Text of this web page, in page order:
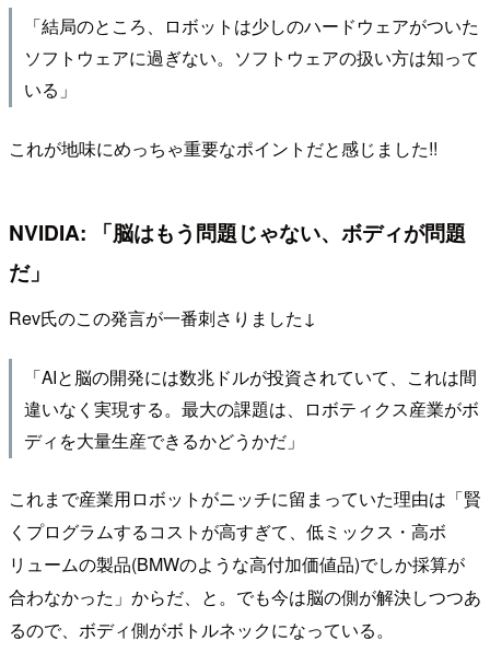
「結局のところ、ロボットは少しのハードウェアがついた
ソフトウェアに過ぎない。ソフトウェアの扱い方は知って
いる」
これが地味にめっちゃ重要なポイントだと感じました!!
NVIDIA: 「脳はもう問題じゃない、ボディが問題
だ」
Rev氏のこの発言が一番刺さりました↓
「AIと脳の開発には数兆ドルが投資されていて、これは間
違いなく実現する。最大の課題は、ロボティクス産業がボ
ディを大量生産できるかどうかだ」
これまで産業用ロボットがニッチに留まっていた理由は「賢
くプログラムするコストが高すぎて、低ミックス・高ボ
リュームの製品(BMWのような高付加価値品)でしか採算が
合わなかった」からだ、と。でも今は脳の側が解決しつつあ
るので、ボディ側がボトルネックになっている。